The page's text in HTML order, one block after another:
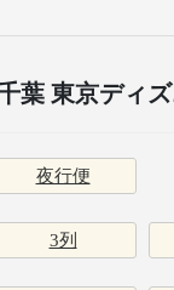
葉 東京ディ
夜行便
3列